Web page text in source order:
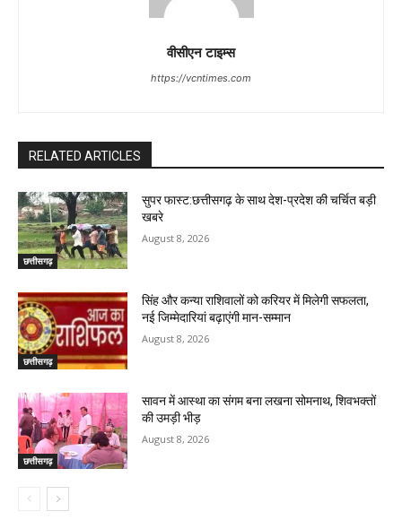
वीसीएन टाइम्स
https://vcntimes.com
RELATED ARTICLES
छत्तीसगढ़
सुपर फास्ट:छत्तीसगढ़ के साथ देश-प्रदेश की चर्चित बड़ी
खबरे
August 8, 2026
छत्तीसगढ़
सिंह और कन्या राशिवालों को करियर में मिलेगी सफलता,
नई जिम्मेदारियां बढ़ाएंगी मान-सम्मान
August 8, 2026
छत्तीसगढ़
सावन में आस्था का संगम बना लखना सोमनाथ, शिवभक्तों
की उमड़ी भीड़
August 8, 2026